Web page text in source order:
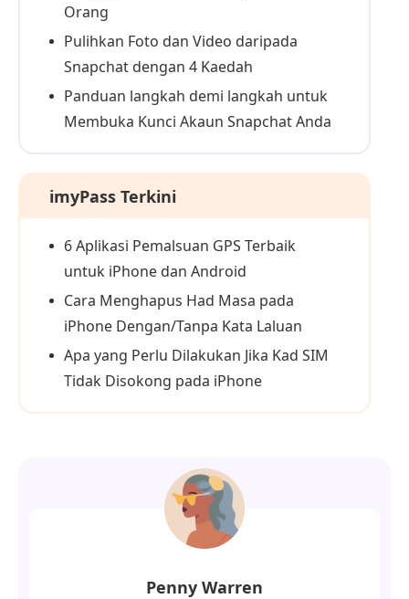
Orang
Pulihkan Foto dan Video daripada
Snapchat dengan 4 Kaedah
Panduan langkah demi langkah untuk
Membuka Kunci Akaun Snapchat Anda
imyPass Terkini
6 Aplikasi Pemalsuan GPS Terbaik
untuk iPhone dan Android
Cara Menghapus Had Masa pada
iPhone Dengan/Tanpa Kata Laluan
Apa yang Perlu Dilakukan Jika Kad SIM
Tidak Disokong pada iPhone
Penny Warren